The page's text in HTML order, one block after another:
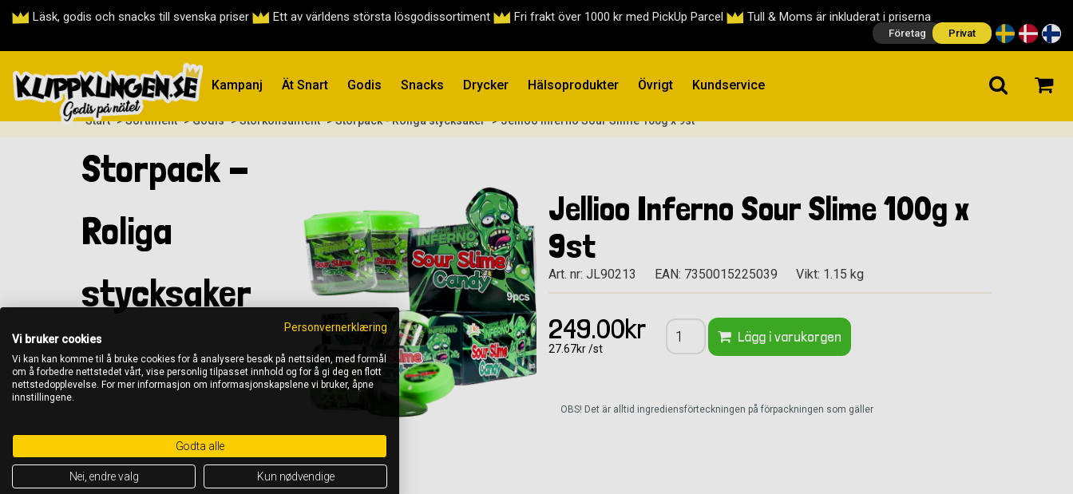
Läsk, godis och snacks till svenska priser Ett av världens största lösgodissortiment Fri frakt över 1000 kr med PickUp Parcel Tull & Moms är inkluderat i priserna
Företag Privat
Kampanj Ät Snart Godis Snacks Drycker Hälsoprodukter Övrigt Kundservice
Start > Sortiment > Godis > Storkonsument > Storpack - Roliga stycksaker > Jellioo Inferno Sour Slime 100g x 9st
Storpack -
Roliga
stycksaker
Jellioo Inferno Sour Slime 100g x
9st
Art. nr: JL90213 EAN: 7350015225039 Vikt: 1.15 kg
249.00kr
27.67kr /st
Lägg i varukorgen
OBS! Det är alltid ingrediensförteckningen på förpackningen som gäller
Personvernerklæring
Vi bruker cookies
Vi kan kan komme til å bruke cookies for å analysere besøk på nettsiden, med formål
om å forbedre nettstedet vårt, vise personlig tilpasset innhold og for å gi deg en flott
nettstedopplevelse. For mer informasjon om informasjonskapslene vi bruker, åpne
innstillingene.
Godta alle
Nei, endre valg Kun nødvendige